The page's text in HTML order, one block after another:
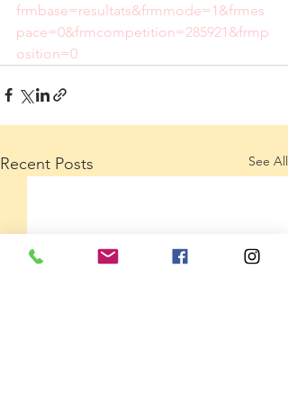
frmbase=resultats&frmmode=1&frmes
pace=0&frmcompetition=285921&frmp
osition=0
Recent Posts See All